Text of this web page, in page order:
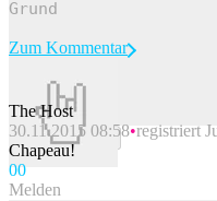
Beitrag melden
Zum Kommentar
The Host
30.11.2015 08:58 registriert
Chapeau!
00
Melden